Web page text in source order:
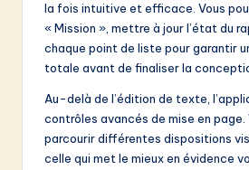
la fois intuitive et efficace. Vous
« Mission », mettre à jour l’état du
chaque point de liste pour garantir
totale avant de finaliser la
Au-delà de l’édition de texte,
contrôles avancés de mise en page.
parcourir différentes dispositions
celle qui met le mieux en évidence